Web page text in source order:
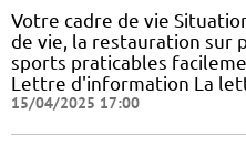
Votre cadre de vie
de vie, la restauration sur
sports praticables
Lettre d'information La
15/04/2025 17:00